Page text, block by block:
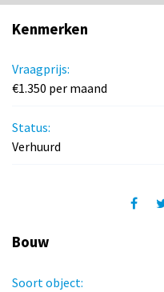
Kenmerken
Vraagprijs:
€1.350 per maand
Status:
Verhuurd
Bouw
Soort object: